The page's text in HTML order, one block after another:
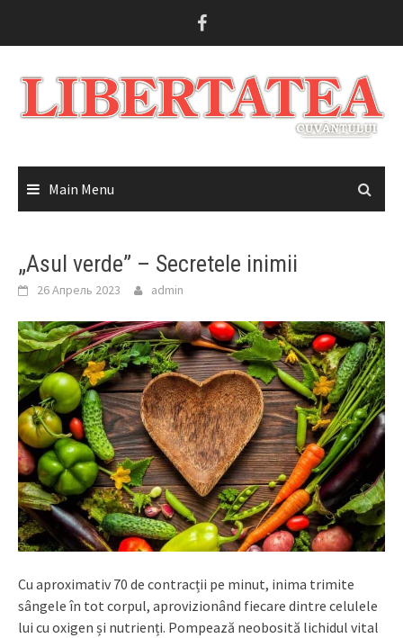
Main Menu
„Asul verde” – Secretele inimii
26 Апрель 2023 admin
Cu aproximativ 70 de contracții pe minut, inima trimite
sângele în tot corpul, aprovizionând fiecare dintre celulele
lui cu oxigen și nutrienți. Pompează neobosită lichidul vital